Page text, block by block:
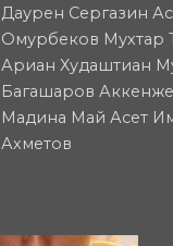
Даурен Сергазин
Омурбеков Мухтар
Ариан Худаштиан
Багашаров
Мадина Май Асет
Ахметов